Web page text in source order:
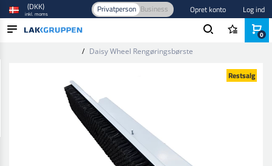
(DKK)
inkl. moms Privatperson Business Opret konto Log ind
/ Daisy Wheel Rengøringsbørste
Restsalg
0